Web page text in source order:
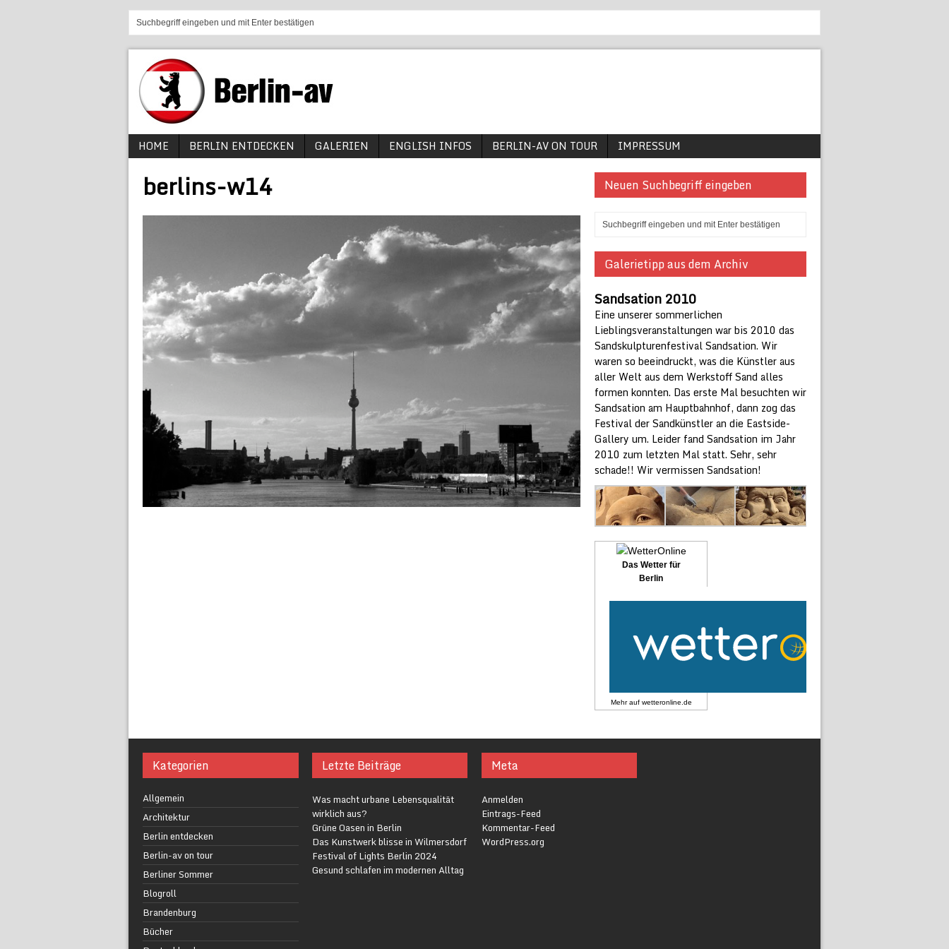
HOME BERLIN ENTDECKEN GALERIEN ENGLISH INFOS BERLIN-AV ON TOUR IMPRESSUM
berlins-w14 Neuen Suchbegriff eingeben
Galerietipp aus dem Archiv
Sandsation 2010
Eine unserer sommerlichen
Lieblingsveranstaltungen war bis 2010 das
Sandskulpturenfestival Sandsation. Wir
waren so beeindruckt, was die Künstler aus
aller Welt aus dem Werkstoff Sand alles
formen konnten. Das erste Mal besuchten wir
Sandsation am Hauptbahnhof, dann zog das
Festival der Sandkünstler an die Eastside-
Gallery um. Leider fand Sandsation im Jahr
2010 zum letzten Mal statt. Sehr, sehr
schade!! Wir vermissen Sandsation!
Das Wetter für
Berlin
Mehr auf wetteronline.de
Kategorien
Allgemein
Architektur
Berlin entdecken
Berlin-av on tour
Berliner Sommer
Blogroll
Brandenburg
Bücher
Letzte Beiträge
Was macht urbane Lebensqualität
wirklich aus?
Grüne Oasen in Berlin
Das Kunstwerk blisse in Wilmersdorf
Festival of Lights Berlin 2024
Gesund schlafen im modernen Alltag
Meta
Anmelden
Eintrags-Feed
Kommentar-Feed
WordPress.org